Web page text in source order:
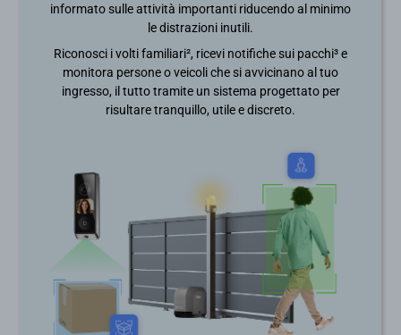
informato sulle attività importanti riducendo al minimo
le distrazioni inutili.
Riconosci i volti familiari², ricevi notifiche sui pacchi³ e
monitora persone o veicoli che si avvicinano al tuo
ingresso, il tutto tramite un sistema progettato per
risultare tranquillo, utile e discreto.